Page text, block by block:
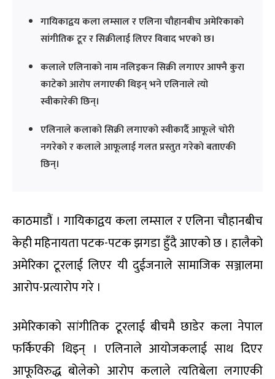
गायिकाद्वय कला लम्साल र एलिना चौहानबीच अमेरिकाको
सांगीतिक टूर र सिक्रीलाई लिएर विवाद भएको छ।
कलाले एलिनाको नाम नलिइकन सिक्री लगाएर आफ्नै कुरा
काटेको आरोप लगाएकी थिइन् भने एलिनाले त्यो
स्वीकारेकी छिन्।
एलिनाले कलाको सिक्री लगाएको स्वीकार्दै आफूले चोरी
नगरेको र कलाले आफूलाई गलत प्रस्तुत गरेको बताएकी
छिन्।
काठमाडौं । गायिकाद्वय कला लम्साल र एलिना चौहानबीच
केही महिनायता पटक-पटक झगडा हुँदै आएको छ । हालैको
अमेरिका टूरलाई लिएर यी दुईजनाले सामाजिक सञ्जालमा
आरोप-प्रत्यारोप गरे ।
अमेरिकाको सांगीतिक टूरलाई बीचमै छाडेर कला नेपाल
फर्किएकी थिइन् । एलिनाले आयोजकलाई साथ दिएर
आफूविरुद्ध बोलेको आरोप कलाले त्यतिबेला लगाएकी